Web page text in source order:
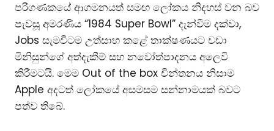
පරිගණකයේ ආගමනයත් සමඟ ලෝකය නිදහස් වන බව
පැවසූ අමරණීය “1984 Super Bowl” දැන්වීම දක්වා,
Jobs සැමවිටම උත්සාහ කළේ තාක්ෂණයට වඩා
මිනිසුන්ගේ අත්දැකීම් සහ නවෝත්පාදනය අලෙවි
කිරීමටයි. මෙම Out of the box චින්තනය නිසාම
Apple අදටත් ලෝකයේ අසමසම සන්නාමයක් බවට
පත්ව තිබේ.